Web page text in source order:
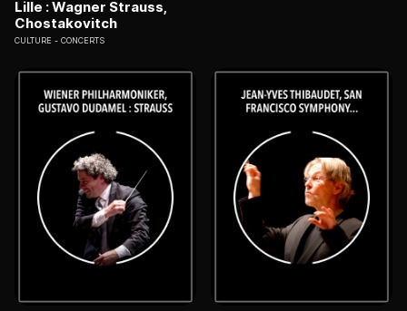
Lille : Wagner Strauss,
Chostakovitch
CULTURE CONCERTS